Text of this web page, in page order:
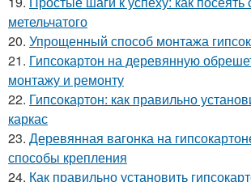
метельчатого
20. Упрощенный способ монтажа
21. Гипсокартон на деревянную
монтажу и ремонту
22. Гипсокартон: как правильно
каркас
23. Деревянная вагонка на
способы крепления
24. Как правильно установить